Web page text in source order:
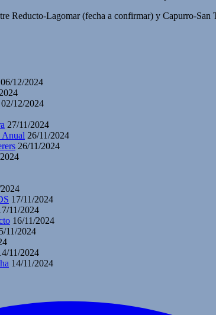
Reducto-Lagomar (fecha a confirmar) y Capurro-San
06/12/2024
02/12/2024
27/11/2024
Anual 26/11/2024
26/11/2024
17/11/2024
11/2024
16/11/2024
11/2024
11/2024
14/11/2024